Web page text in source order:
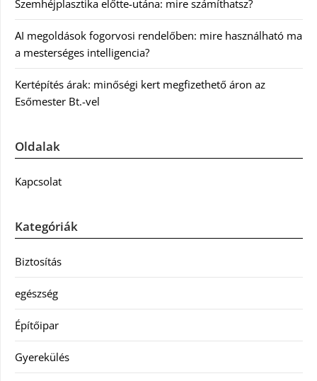
Szemhéjplasztika előtte-utána: mire számíthatsz?
AI megoldások fogorvosi rendelőben: mire használható ma
a mesterséges intelligencia?
Kertépítés árak: minőségi kert megfizethető áron az
Esőmester Bt.-vel
Oldalak
Kapcsolat
Kategóriák
Biztosítás
egészség
Építőipar
Gyerekülés